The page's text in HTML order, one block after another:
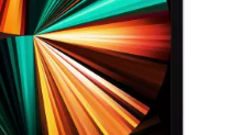
Nouveau